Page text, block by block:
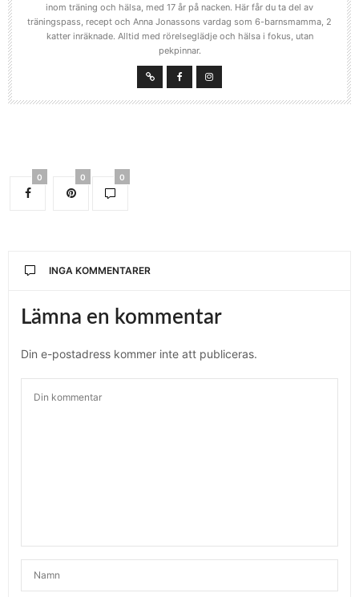
inom träning och hälsa, med 17 år på nacken. Här får du ta del av
träningspass, recept och Anna Jonassons vardag som 6-barnsmamma, 2
katter inräknade. Alltid med rörelseglädje och hälsa i fokus, utan
pekpinnar.
0 0 0
INGA KOMMENTARER
Lämna en kommentar
Din e-postadress kommer inte att publiceras.